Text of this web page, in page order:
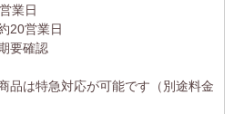
業日
20営業日
要確認
品は特急対応が可能です（別途料金